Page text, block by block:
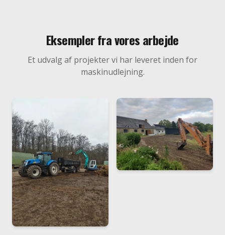
Eksempler fra vores arbejde
Et udvalg af projekter vi har leveret inden for
maskinudlejning.